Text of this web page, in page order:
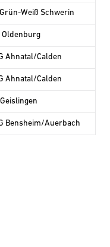
Weiß Schwerin
Oldenburg
Ahnatal/Calden
Ahnatal/Calden
Bensheim/Auerbach